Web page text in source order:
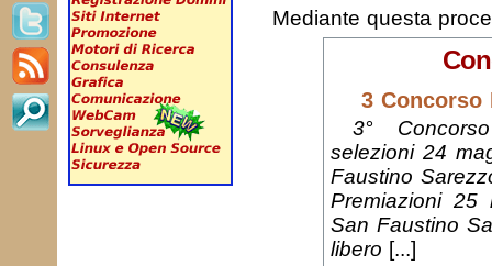
Mediante questa
3 Concorso
3°
selezioni 24
Faustino
Premiazioni 25
San Faustino
libero [...]